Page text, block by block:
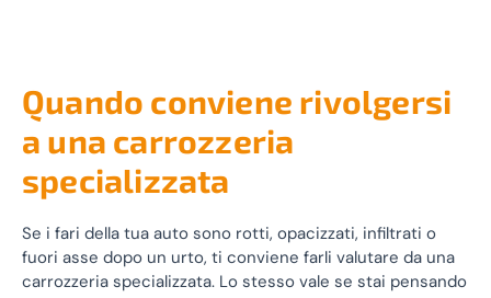
Quando conviene rivolgersi
a una carrozzeria
specializzata
Se i fari della tua auto sono rotti, opacizzati, infiltrati o
fuori asse dopo un urto, ti conviene farli valutare da una
carrozzeria specializzata. Lo stesso vale se stai pensando